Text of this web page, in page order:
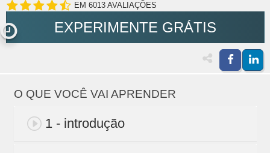
EM 6013 AVALIAÇÕES
EXPERIMENTE GRÁTIS
O QUE VOCÊ VAI APRENDER
1 - introdução